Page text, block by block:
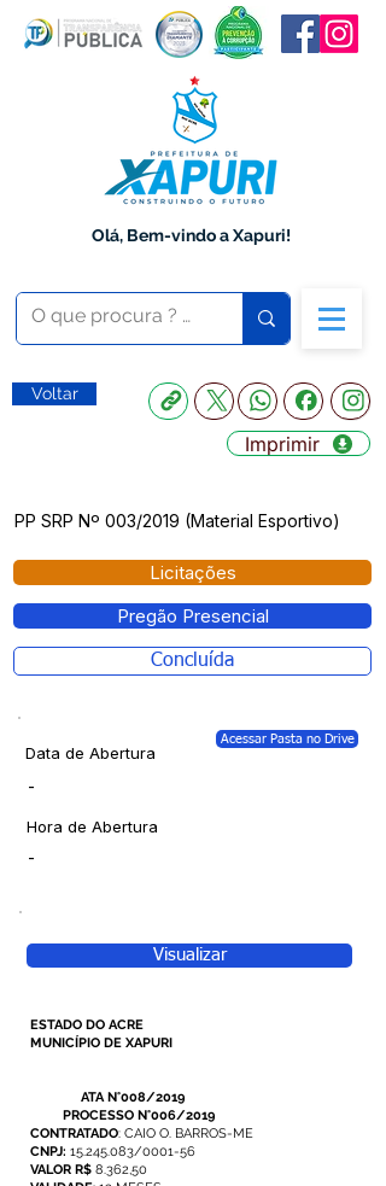
Olá, Bem-vindo a Xapuri!
Voltar
Imprimir
PP SRP Nº 003/2019 (Material Esportivo)
Licitações
Pregão Presencial
Concluída
Data de Abertura
Acessar Pasta no Drive
-
Hora de Abertura
-
Visualizar
ESTADO DO ACRE
MUNICÍPIO DE XAPURI
ATA N°008/2019
PROCESSO N°006/2019
CONTRATADO: CAIO O. BARROS-ME
CNPJ: 15.245.083/0001-56
VALOR R$ 8.362,50